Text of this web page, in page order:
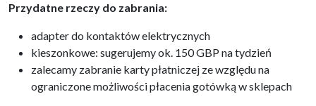
Przydatne rzeczy do zabrania:
adapter do kontaktów elektrycznych
kieszonkowe: sugerujemy ok. 150 GBP na tydzień
zalecamy zabranie karty płatniczej ze względu na
ograniczone możliwości płacenia gotówką w sklepach